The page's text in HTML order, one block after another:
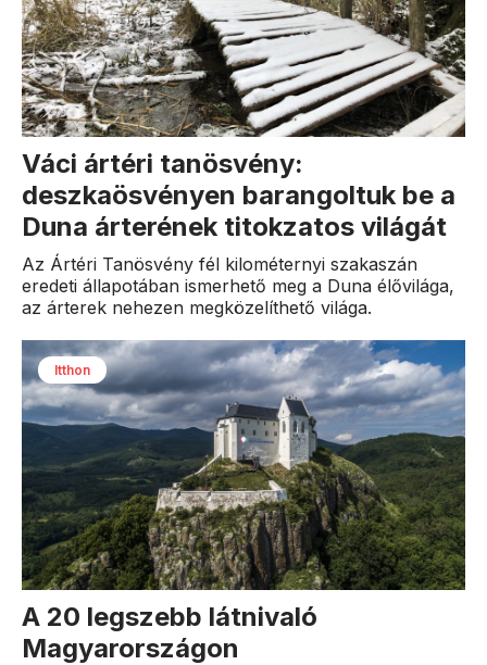
Váci ártéri tanösvény:
deszkaösvényen barangoltuk be a
Duna árterének titokzatos világát
Az Ártéri Tanösvény fél kilométernyi szakaszán
eredeti állapotában ismerhető meg a Duna élővilága,
az árterek nehezen megközelíthető világa.
Itthon
A 20 legszebb látnivaló
Magyarországon